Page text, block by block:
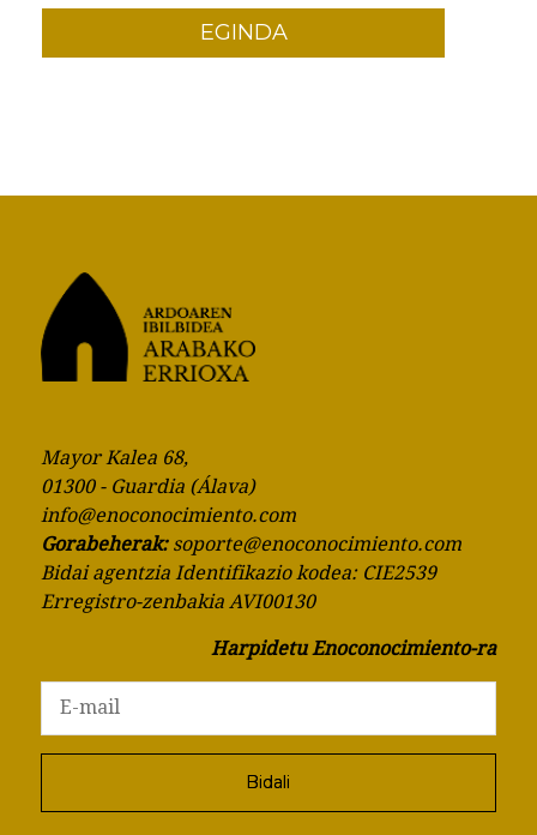
EGINDA
Mayor Kalea 68,
01300 - Guardia (Álava)
info@enoconocimiento.com
Gorabeherak: soporte@enoconocimiento.com
Bidai agentzia Identifikazio kodea: CIE2539
Erregistro-zenbakia AVI00130
Harpidetu Enoconocimiento-ra